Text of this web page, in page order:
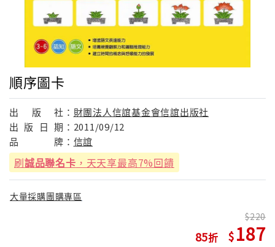
順序圖卡
出 版 社： 財團法人信誼基金會信誼出版社
出 版 日 期： 2011/09/12
品
牌： 信誼
刷誠品聯名卡 ，天天享最高7%回饋
大量採購團購專區
85
220
187